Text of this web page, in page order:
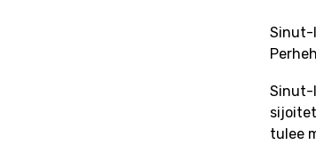
Sinut-
Sinut-
tulee